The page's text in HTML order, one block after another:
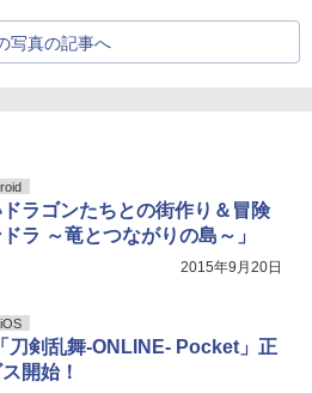
写真の記事へ
ラゴンたちとの街作り＆冒険
ドラ ～竜とつながりの島～」
2015年9月20日
iOS
刀剣乱舞-ONLINE- Pocket」正
開始！